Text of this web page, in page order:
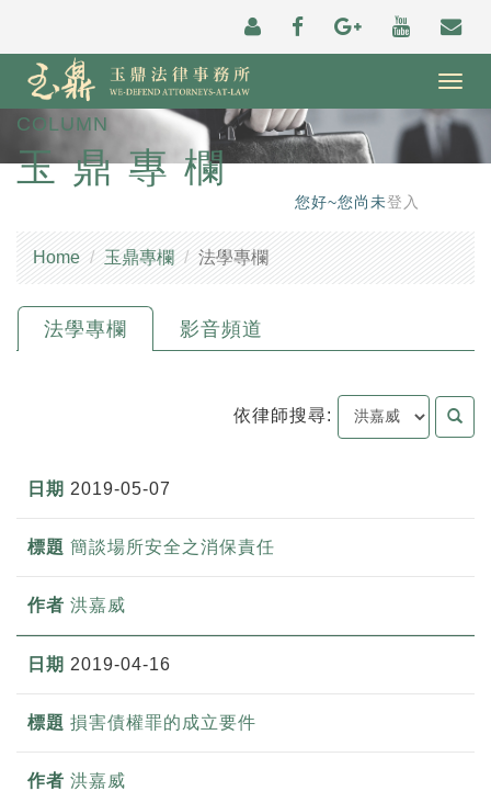
COLUMN
玉鼎專欄
您好~您尚未登入
Home 玉鼎專欄 法學專欄
法學專欄 影音頻道
依律師搜尋:
2019-05-07
簡談場所安全之消保責任
洪嘉威
2019-04-16
損害債權罪的成立要件
洪嘉威